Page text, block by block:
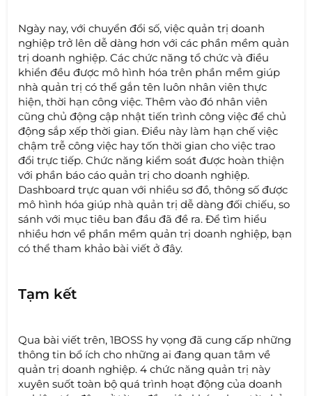
Ngày nay, với chuyển đổi số, việc quản trị doanh
nghiệp trở lên dễ dàng hơn với các phần mềm quản
trị doanh nghiệp. Các chức năng tổ chức và điều
khiển đều được mô hình hóa trên phần mềm giúp
nhà quản trị có thể gắn tên luôn nhân viên thực
hiện, thời hạn công việc. Thêm vào đó nhân viên
cũng chủ động cập nhật tiến trình công việc để chủ
động sắp xếp thời gian. Điều này làm hạn chế việc
chậm trễ công việc hay tốn thời gian cho việc trao
đổi trực tiếp. Chức năng kiểm soát được hoàn thiện
với phần báo cáo quản trị cho doanh nghiệp.
Dashboard trực quan với nhiều sơ đồ, thông số được
mô hình hóa giúp nhà quản trị dễ dàng đối chiếu, so
sánh với mục tiêu ban đầu đã đề ra. Để tìm hiểu
nhiều hơn về phần mềm quản trị doanh nghiệp, bạn
có thể tham khảo bài viết ở đây.
Tạm kết
Qua bài viết trên, 1BOSS hy vọng đã cung cấp những
thông tin bổ ích cho những ai đang quan tâm về
quản trị doanh nghiệp. 4 chức năng quản trị này
xuyên suốt toàn bộ quá trình hoạt động của doanh